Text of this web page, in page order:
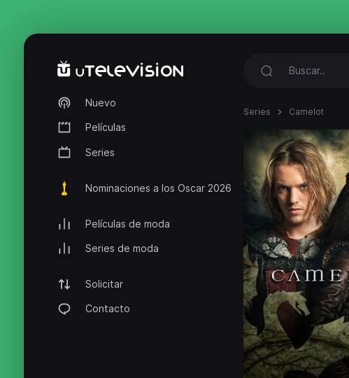
Nuevo
Películas
Series
Nominaciones a los Oscar 2026
Películas de moda
Series de moda
Solicitar
Contacto
Series Camelot